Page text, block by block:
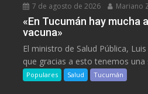
7 de agosto de 2026 Mariano
«En Tucumán hay mucha
vacuna»
El ministro de Salud Pública,
que gracias a esto tenemos una
Populares Salud Tucumán